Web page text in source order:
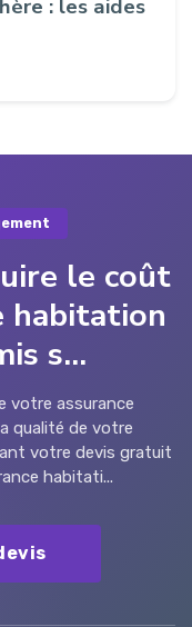
: les aides
le coût
habitation
s...
votre assurance
qualité de votre
votre devis gratuit
habitati...